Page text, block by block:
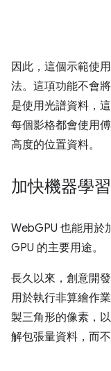
因此，這個示範使
法。這項功能不會
是使用光譜資料，
每個影格都會使用
高度的位置資料。
加快機器學
WebGPU 也能用於
GPU 的主要用途。
長久以來，創意開
用於執行非算繪作
製三角形的像素，
解包張量資料，而